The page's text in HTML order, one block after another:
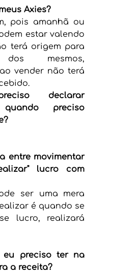
Axies?
pois amanhã ou
estar valendo
terá origem para
mesmos,
vender não terá
declarar
preciso
entre movimentar
lucro com
ser uma mera
é quando se
lucro, realizará
eu preciso ter na
a receita?